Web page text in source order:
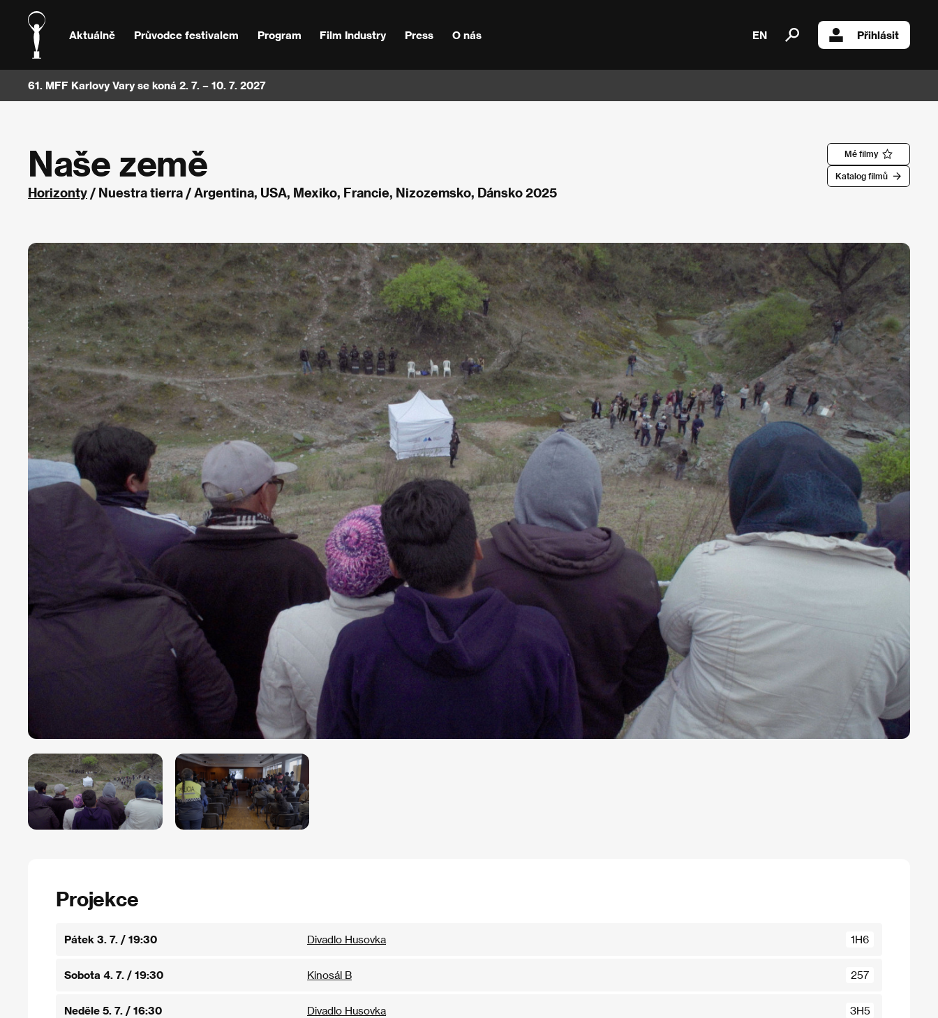
Aktuálně Průvodce festivalem Program Film Industry Press O nás EN Přihlásit
61. MFF Karlovy Vary se koná 2. 7. – 10. 7. 2027
Mé filmy
Katalog filmů
Naše země
Horizonty / Nuestra tierra / Argentina, USA, Mexiko, Francie, Nizozemsko, Dánsko 2025
Projekce
Pátek 3. 7. / 19:30 Divadlo Husovka 1H6
Sobota 4. 7. / 19:30 Kinosál B 257
Neděle 5. 7. / 16:30 Divadlo Husovka 3H5